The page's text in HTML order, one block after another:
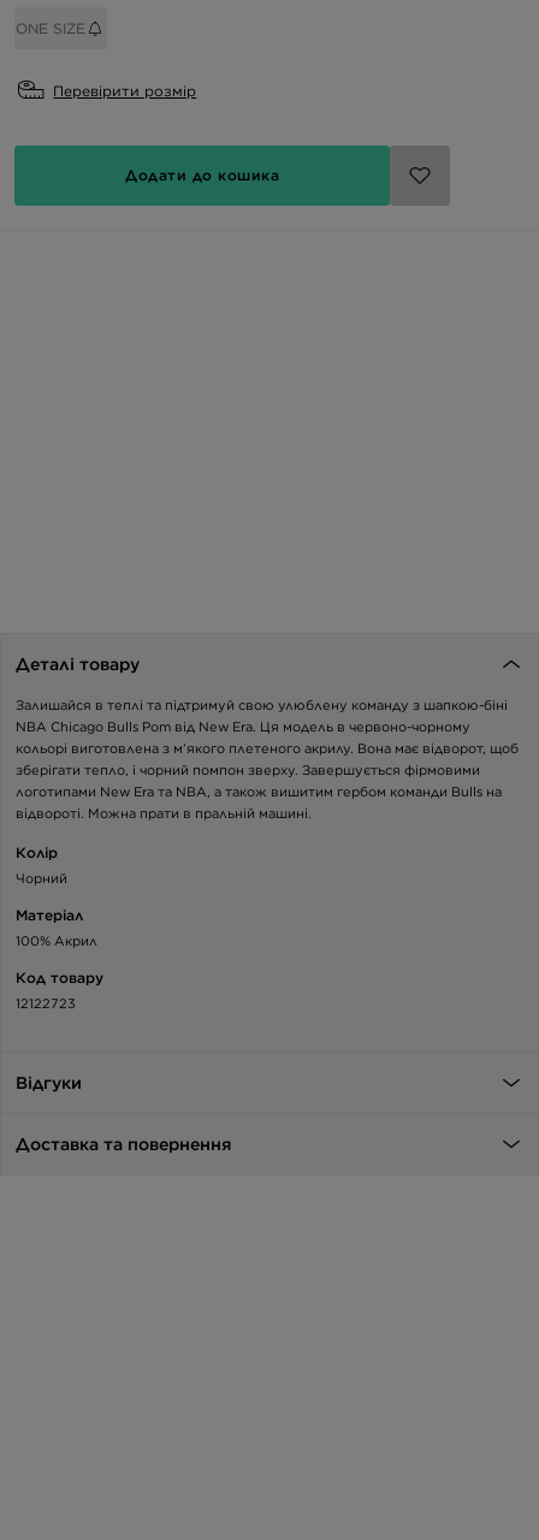
ONE SIZE
Перевірити розмір
Додати до кошика
Деталі товару
Залишайся в теплі та підтримуй свою улюблену команду з шапкою-біні
NBA Chicago Bulls Pom від New Era. Ця модель в червоно-чорному
кольорі виготовлена з м’якого плетеного акрилу. Вона має відворот, щоб
зберігати тепло, і чорний помпон зверху. Завершується фірмовими
логотипами New Era та NBA, а також вишитим гербом команди Bulls на
відвороті. Можна прати в пральній машині.
Колір
Чорний
Матеріал
100% Акрил
Код товару
12122723
Відгуки
Доставка та повернення